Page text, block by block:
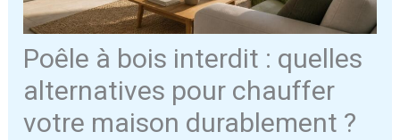
Poêle à bois interdit : quelles
alternatives pour chauffer
votre maison durablement ?